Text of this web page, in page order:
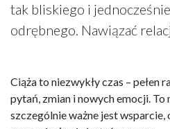
tak bliskiego i
odrębnego. Nawiązać
Ciąża to niezwykły czas – pełen
pytań, zmian i nowych emocji.
szczególnie ważne jest